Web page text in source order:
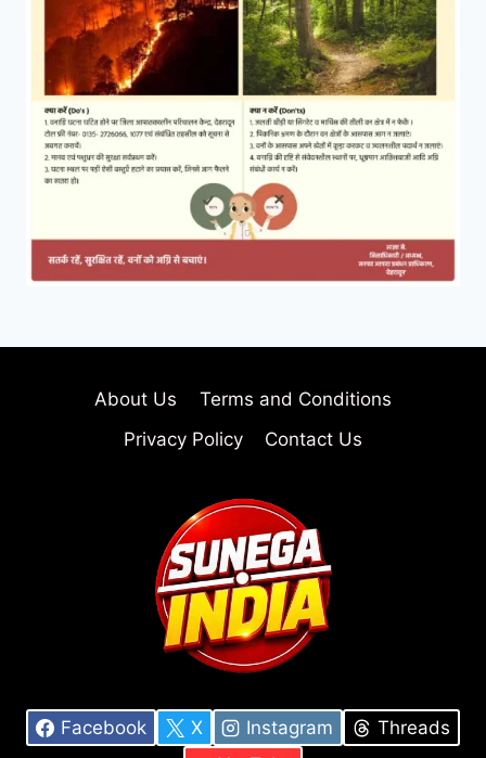
About Us
Terms and Conditions
Privacy Policy
Contact Us
Facebook X Instagram
Threads